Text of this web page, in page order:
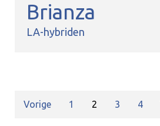
Brianza
LA-hybriden
Vorige 1 2 3 4